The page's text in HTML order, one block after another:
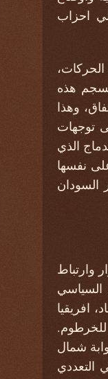
احزاب
هذه
وهذا
توجهات
الذي
نفسها
السودان
وارتباط
السياسي
افريقيا
شمال
التعددي